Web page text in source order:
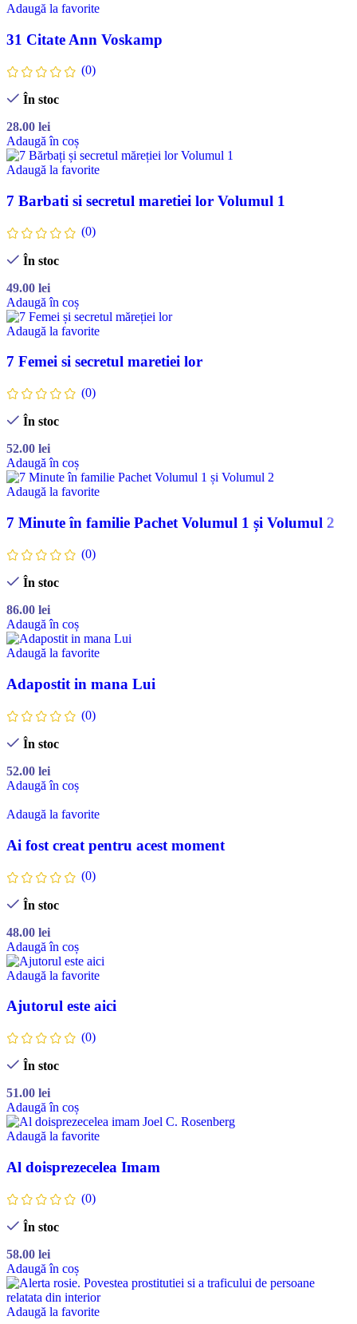
Adaugă la favorite
31 Citate Ann Voskamp
(0)
În stoc
28.00 lei
Adaugă în coș
Adaugă la favorite
7 Barbati si secretul maretiei lor Volumul 1
(0)
În stoc
49.00 lei
Adaugă în coș
Adaugă la favorite
7 Femei si secretul maretiei lor
(0)
În stoc
52.00 lei
Adaugă în coș
Adaugă la favorite
7 Minute în familie Pachet Volumul 1 și Volumul 2
(0)
În stoc
86.00 lei
Adaugă în coș
Adaugă la favorite
Adapostit in mana Lui
(0)
În stoc
52.00 lei
Adaugă în coș
Adaugă la favorite
Ai fost creat pentru acest moment
(0)
În stoc
48.00 lei
Adaugă în coș
Adaugă la favorite
Ajutorul este aici
(0)
În stoc
51.00 lei
Adaugă în coș
Adaugă la favorite
Al doisprezecelea Imam
(0)
În stoc
58.00 lei
Adaugă în coș
Adaugă la favorite